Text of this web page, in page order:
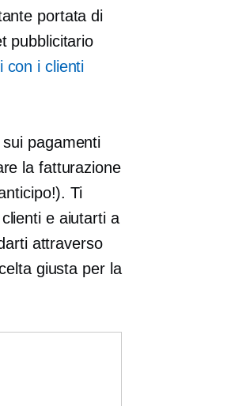
portata di
pubblicitario
con i clienti
pagamenti
la fatturazione
Ti
e aiutarti a
attraverso
giusta per la